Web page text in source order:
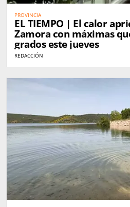
PROVINCIA
EL TIEMPO | El calor
Zamora con máximas
grados este jueves
REDACCIÓN